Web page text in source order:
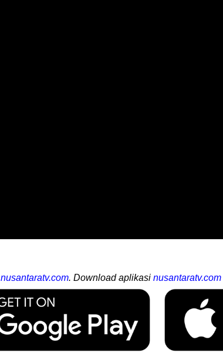
nusantaratv.com. Download aplikasi nusantaratv.com